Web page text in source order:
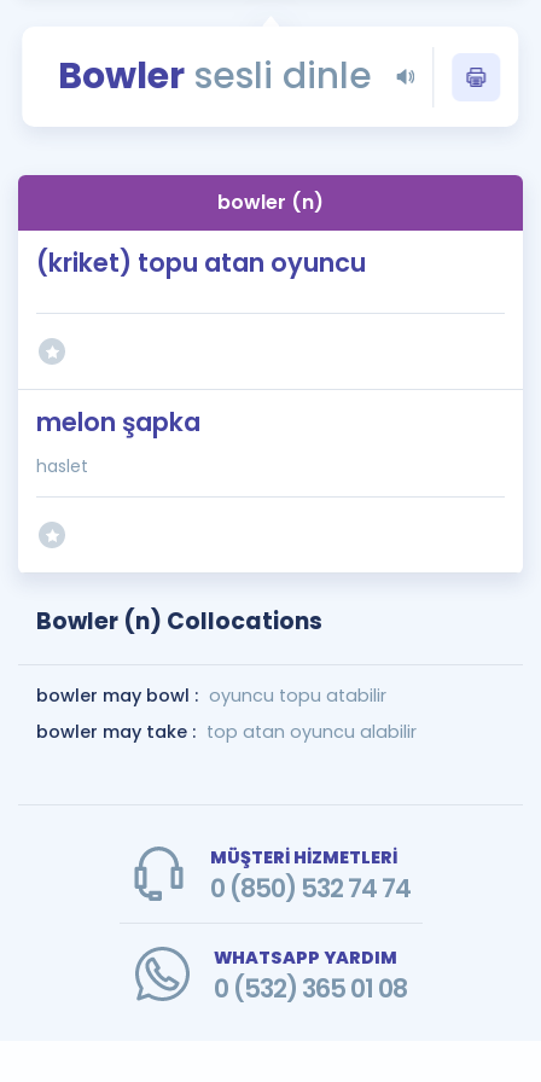
Rehberlik Aracı
ÖSYM Sınav Takvimi
Kampanyalar
Blog
Bowler sesli dinle
bowler (n)
(kriket) topu atan oyuncu
melon şapka
haslet
Bowler (n) Collocations
bowler may bowl : oyuncu topu atabilir
bowler may take : top atan oyuncu alabilir
MÜŞTERİ HİZMETLERİ
0 (850) 532 74 74
WHATSAPP YARDIM
0 (532) 365 01 08